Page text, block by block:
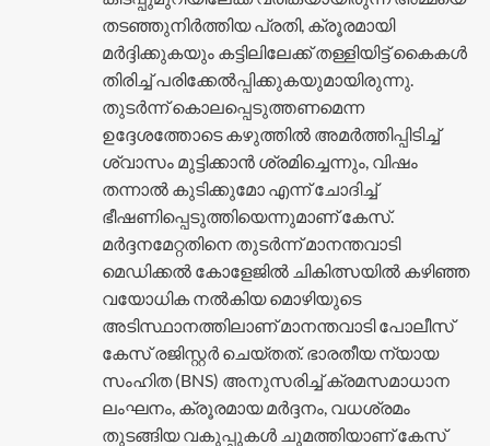
തടഞ്ഞുനിർത്തിയ പ്രതി, ക്രൂരമായി
മർദ്ദിക്കുകയും കട്ടിലിലേക്ക് തള്ളിയിട്ട് കൈകൾ
തിരിച്ച് പരിക്കേൽപ്പിക്കുകയുമായിരുന്നു.
തുടർന്ന് കൊലപ്പെടുത്തണമെന്ന
ഉദ്ദേശത്തോടെ കഴുത്തിൽ അമർത്തിപ്പിടിച്ച്
ശ്വാസം മുട്ടിക്കാൻ ശ്രമിച്ചെന്നും, വിഷം
തന്നാൽ കുടിക്കുമോ എന്ന് ചോദിച്ച്
ഭീഷണിപ്പെടുത്തിയെന്നുമാണ് കേസ്.
മർദ്ദനമേറ്റതിനെ തുടർന്ന് മാനന്തവാടി
മെഡിക്കൽ കോളേജിൽ ചികിത്സയിൽ കഴിഞ്ഞ
വയോധിക നൽകിയ മൊഴിയുടെ
അടിസ്ഥാനത്തിലാണ് മാനന്തവാടി പോലീസ്
കേസ് രജിസ്റ്റർ ചെയ്തത്. ഭാരതീയ ന്യായ
സംഹിത (BNS) അനുസരിച്ച് ക്രമസമാധാന
ലംഘനം, ക്രൂരമായ മർദ്ദനം, വധശ്രമം
തുടങ്ങിയ വകുപ്പുകൾ ചുമത്തിയാണ് കേസ്